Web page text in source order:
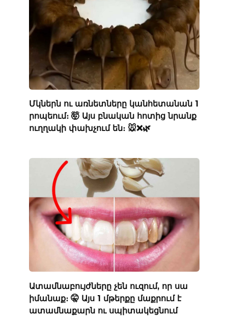
Մկներն ու առնետները կանհետանան 1
րոպեում։ 🤯 Այս բնական հոտից նրանք
ուղղակի փախչում են։ 🐭❌🌿
Ատամնաբույժները չեն ուզում, որ սա
իմանաք։ 🤫 Այս 1 մթերքը մաքրում է
ատամնաքարն ու սպիտակեցնում